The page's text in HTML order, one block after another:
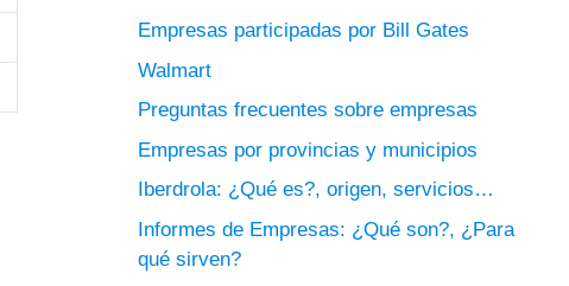
Empresas participadas por Bill Gates
Walmart
Preguntas frecuentes sobre empresas
Empresas por provincias y municipios
Iberdrola: ¿Qué es?, origen, servicios…
Informes de Empresas: ¿Qué son?, ¿Para
qué sirven?